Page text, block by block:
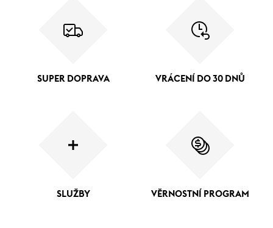
SUPER DOPRAVA VRÁCENÍ DO 30 DNŮ
SLUŽBY VĚRNOSTNÍ PROGRAM